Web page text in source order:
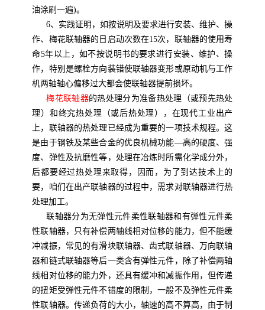
油涂刷一遍)。
6、实践证明，如按说明及要求进行安装、维护、操
作、梅花联轴器的日启动次数在15次，联轴器的使用寿
命5年以上，如不按说明书的要求进行安装、维护、操
作，特别是螺栓方向装错使联轴器变形或原动机与工作
机两轴轴心偏移过大都会使联轴器提前损坏。
梅花联轴器的热处理分为准备热处理（或预先热处
理）和终究热处理（或后热处理），在现代工业出产
上，联轴器的热处理已经成为重要的一项技术规程。这
是由于钢铁及某些合金的优良机械功能—高的硬度、强
度、弹性及抗磨性等，处理在冶炼时所需化学成分外，
后都要经过热处理来取得，因而，为了到达技术上的
要，咱们在出产联轴器的过程中，需求对联轴器进行热
处理加工。
联轴器分为无弹性元件柔性联轴器和有弹性元件柔
性联轴器，只有补偿两轴线相对位移的能力，但不能缓
冲减振，常见的有滑块联轴器、齿式联轴器、万向联轴
器和链式联轴器等后一类含有弹性元件，除了补偿两轴
线相对位移的能力外，还具有缓冲和减振作用，但传递
的扭矩受弹性元件不错度的限制，一般不及弹性元件柔
性联轴器。传递负荷的大小，轴速的高不算高，由于制